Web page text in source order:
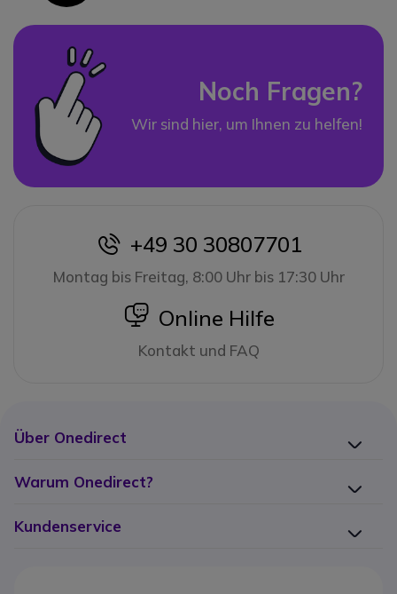
Noch Fragen?
Wir sind hier, um Ihnen zu helfen!
icon
+49 30 30807701
Montag bis Freitag, 8:00 Uhr bis 17:30 Uhr
icon
Online Hilfe
Kontakt und FAQ
Über Onedirect
Warum Onedirect?
Kundenservice